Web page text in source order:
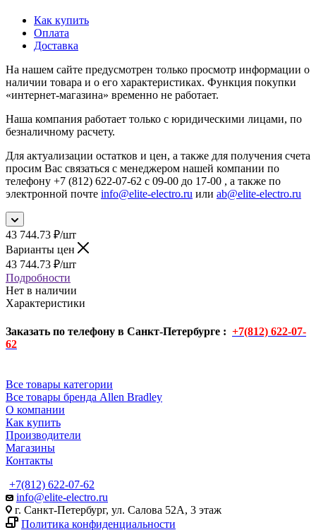
Как купить
Оплата
Доставка
На нашем сайте предусмотрен только просмотр информации о
наличии товара и о его характеристиках. Функция покупки
«интернет-магазина» временно не работает.
Наша компания работает только с юридическими лицами, по
безналичному расчету.
Для актуализации остатков и цен, а также для получения счета
просим Вас связаться с менеджером нашей компании по
телефону +7 (812) 622-07-62 с 09-00 до 17-00 , а также по
электронной почте info@elite-electro.ru или ab@elite-electro.ru
43 744.73 ₽/шт
Варианты цен
43 744.73 ₽/шт
Подробности
Нет в наличии
Характеристики
Заказать по телефону в Санкт-Петербурге : +7(812) 622-07-
62
Все товары категории
Все товары бренда Allen Bradley
О компании
Как купить
Производители
Магазины
Контакты
+7(812) 622-07-62
info@elite-electro.ru
г. Санкт-Петербург, ул. Салова 52А, 3 этаж
Политика конфиденциальности